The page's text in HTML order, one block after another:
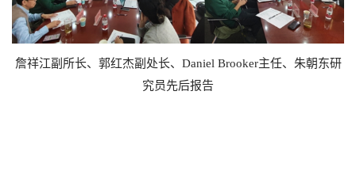
詹祥江副所长、郭红杰副处长、Daniel Brooker主任、朱朝东研
究员先后报告